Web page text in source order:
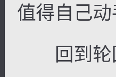
值得自己动
回到轮回